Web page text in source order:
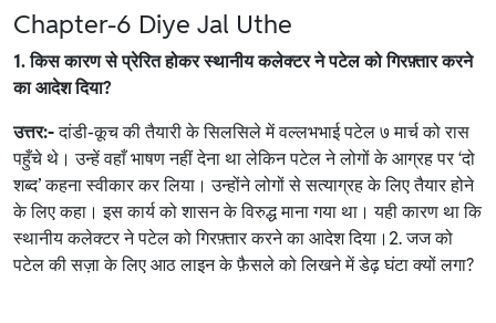
Chapter-6 Diye Jal Uthe
1. किस कारण से प्रेरित होकर स्थानीय कलेक्टर ने पटेल को गिरफ़्तार करने
का आदेश दिया?
उत्तर:-दांडी-कूच की तैयारी के सिलसिले में वल्लभभाई पटेल ७ मार्च को रास
पहुँचे थे। उन्हें वहाँ भाषण नहीं देना था लेकिन पटेल ने लोगों के आग्रह पर ‘दो
शब्द’ कहना स्वीकार कर लिया। उन्होंने लोगों से सत्याग्रह के लिए तैयार होने
के लिए कहा। इस कार्य को शासन के विरुद्ध माना गया था। यही कारण था कि
स्थानीय कलेक्टर ने पटेल को गिरफ़्तार करने का आदेश दिया।2. जज को
पटेल की सज़ा के लिए आठ लाइन के फ़ैसले को लिखने में डेढ़ घंटा क्यों लगा?